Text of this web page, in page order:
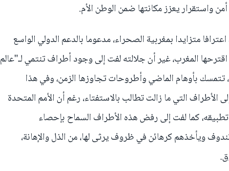
واستقرار يعزز مكانتها ضمن الوطن الأم.
متزايدا بمغربية الصحراء، مدعوما بالدعم الدولي الواسع
اقترحها المغرب، غير أن جلالته لفت إلى وجود أطراف تنتمي لـ"عالم
بأوهام الماضي وأطروحات تجاوزها الزمن، وفي هذا
الأطراف التي ما زالت تطالب بالاستفتاء، رغم أن الأمم المتحدة
كما لفت إلى رفض هذه الأطراف السماح بإحصاء
ويأخذهم كرهائن في ظروف يرثى لها، من الذل والإهانة،